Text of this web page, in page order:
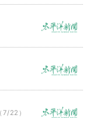
（7/22）